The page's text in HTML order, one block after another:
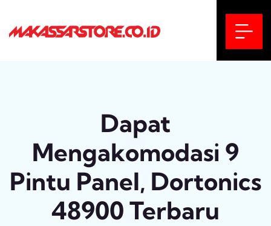
Dapat
Mengakomodasi 9
Pintu Panel, Dortonics
48900 Terbaru